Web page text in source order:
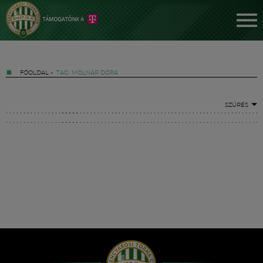
FŐOLDAL » TAG: MOLNÁR DÓRA
SZŰRÉS
Hírek